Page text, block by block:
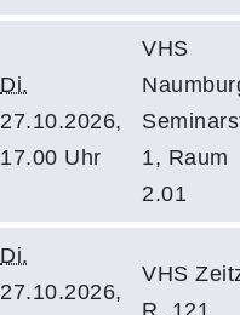
Di.
27.10.2026,
17.00 Uhr
VHS
1, Raum
2.01
Di.
27.10.2026,
VHS
R. 121